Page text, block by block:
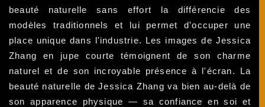
beauté naturelle sans effort la différencie des
modèles traditionnels et lui permet d'occuper une
place unique dans l'industrie. Les images de Jessica
Zhang en jupe courte témoignent de son charme
naturel et de son incroyable présence à l'écran. La
beauté naturelle de Jessica Zhang va bien au-delà de
son apparence physique — sa confiance en soi et